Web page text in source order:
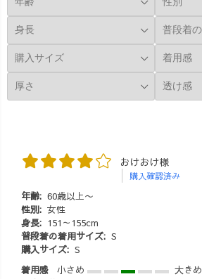
おけおけ様
購入確認済み
年齢: 60歳以上〜
性別: 女性
身長: 151～155cm
普段着の着用サイズ: S
購入サイズ: S
着用感
小さめ
大きめ